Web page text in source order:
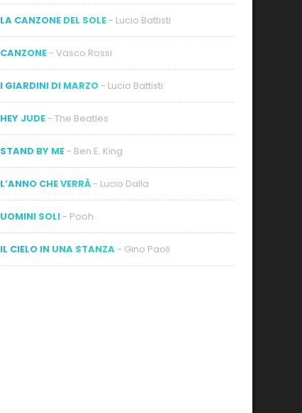
LA CANZONE DEL SOLE - Lucio Battisti
CANZONE - Vasco Rossi
I GIARDINI DI MARZO - Lucio Battisti
HEY JUDE - The Beatles
STAND BY ME - Ben E. King
L’ANNO CHE VERRÀ - Lucio Dalla
UOMINI SOLI - Pooh
IL CIELO IN UNA STANZA - Gino Paoli